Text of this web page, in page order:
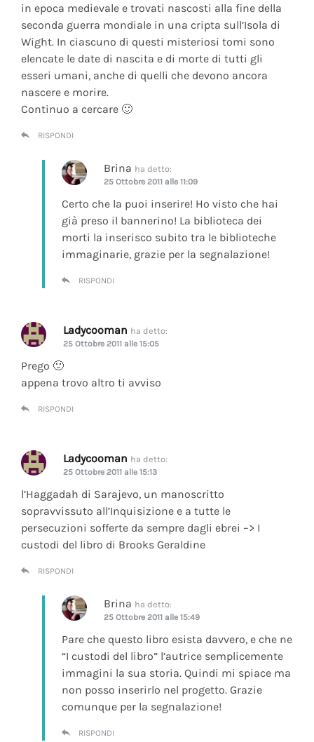
in epoca medievale e trovati nascosti alla fine della
seconda guerra mondiale in una cripta sull’Isola di
Wight. In ciascuno di questi misteriosi tomi sono
elencate le date di nascita e di morte di tutti gli
esseri umani, anche di quelli che devono ancora
nascere e morire.
Continuo a cercare 🙂
RISPONDI
Brina ha detto:
25 Ottobre 2011 alle 11:09
Certo che la puoi inserire! Ho visto che hai
già preso il bannerino! La biblioteca dei
morti la inserisco subito tra le biblioteche
immaginarie, grazie per la segnalazione!
RISPONDI
Ladycooman ha detto:
25 Ottobre 2011 alle 15:05
Prego 🙂
appena trovo altro ti avviso
RISPONDI
Ladycooman ha detto:
25 Ottobre 2011 alle 15:13
l’Haggadah di Sarajevo, un manoscritto
sopravvissuto all’Inquisizione e a tutte le
persecuzioni sofferte da sempre dagli ebrei –> I
custodi del libro di Brooks Geraldine
RISPONDI
Brina ha detto:
25 Ottobre 2011 alle 15:49
Pare che questo libro esista davvero, e che ne
“I custodi del libro” l’autrice semplicemente
immagini la sua storia. Quindi mi spiace ma
non posso inserirlo nel progetto. Grazie
comunque per la segnalazione!
RISPONDI